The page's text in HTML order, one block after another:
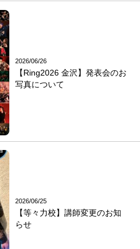
2026/06/26
【Ring2026 金沢】発表会のお
写真について
2026/06/25
【等々力校】講師変更のお知
らせ